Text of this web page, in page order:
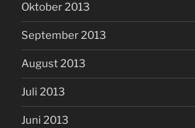
Oktober 2013
September 2013
August 2013
Juli 2013
Juni 2013